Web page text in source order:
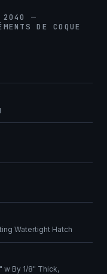
2040 —
DE COQUE
Watertight Hatch
w By 1/8" Thick,